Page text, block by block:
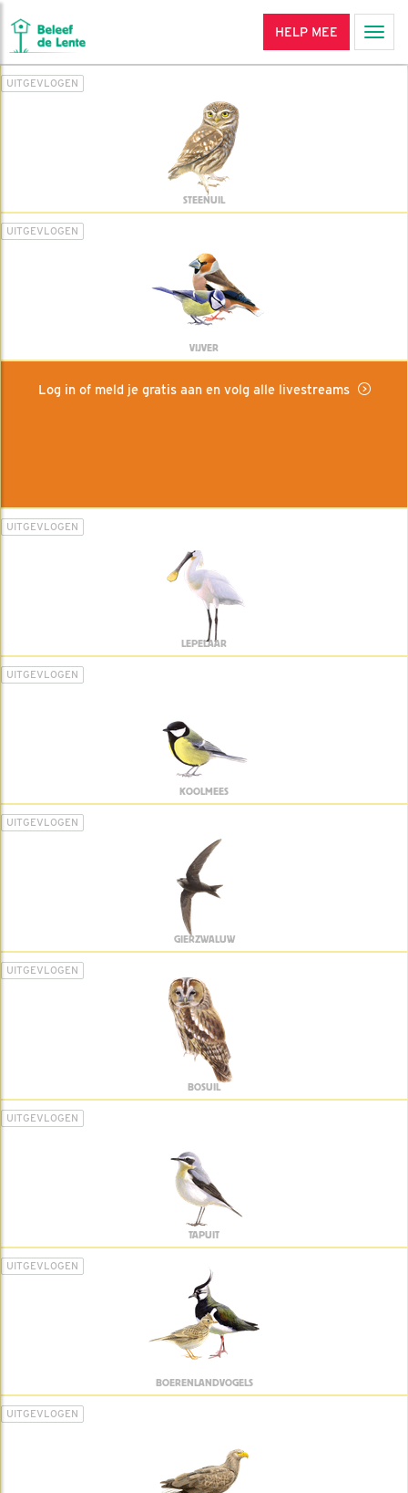
HELP MEE
UITGEVLOGEN
STEENUIL
UITGEVLOGEN
VIJVER
Log in of meld je gratis aan en volg alle livestreams
UITGEVLOGEN
LEPELAAR
UITGEVLOGEN
KOOLMEES
UITGEVLOGEN
GIERZWALUW
UITGEVLOGEN
BOSUIL
UITGEVLOGEN
TAPUIT
UITGEVLOGEN
BOERENLANDVOGELS
UITGEVLOGEN